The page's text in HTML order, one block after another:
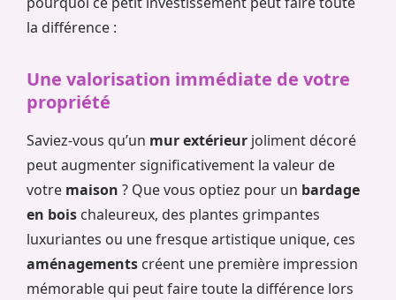
la différence :
Une valorisation immédiate de votre
propriété
Saviez-vous qu’un mur extérieur joliment décoré
peut augmenter significativement la valeur de
votre maison ? Que vous optiez pour un bardage
en bois chaleureux, des plantes grimpantes
luxuriantes ou une fresque artistique unique, ces
aménagements créent une première impression
mémorable qui peut faire toute la différence lors